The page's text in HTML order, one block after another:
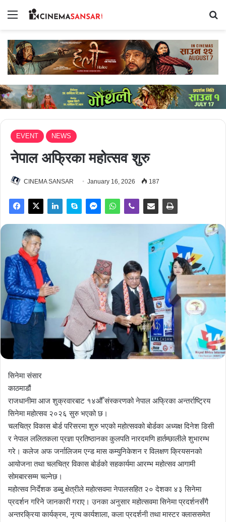
Menu
EVENT NEWS
नेपाल अफ्रिका महोत्सव शुरु
CINEMA SANSAR January 16, 2026 187
सिनेमा संसार
काठमाडौं
राजधानीमा आज शुक्रवारबाट १४औँ संस्करणको नेपाल अफ्रिका अन्तर्राष्ट्रिय
सिनेमा महोत्सव २०२६ सुरु भएको छ।
चलचित्र विकास बोर्ड परिसरमा शुरु भएको महोत्सवको बोर्डका अध्यक्ष दिनेश डिसी
र नेपाल ललितकला प्रज्ञा प्रतिष्ठानका कुलपति नारदमणि हार्तम्छालीले शुभारम्भ
गरे। कलेज अफ जर्नालिजम एन्ड मास कम्युनिकेशन र विलक्षण क्रियसनको
आयोजना तथा चलचित्र विकास बोर्डको सहकार्यमा आरम्भ महोत्सव आगामी
सोमबारसम्म चल्नेछ।
महोत्सव निर्देशक डब्बु क्षेत्रीले महोत्सवमा नेपालसहित २० देशका ४३ सिनेमा
प्रदर्शन गरिने जानकारी गराए। उनका अनुसार महोत्सवमा सिनेमा प्रदर्शनसँगै
अन्तरक्रिया कार्यक्रम, नृत्य कार्यशाला, कला प्रदर्शनी तथा मास्टर क्लाससमेत